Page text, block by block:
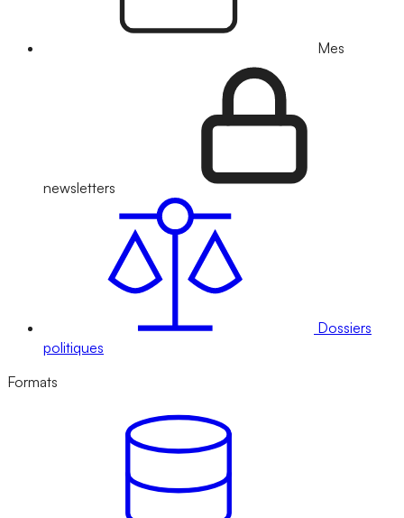
Mes
newsletters
Dossiers
politiques
Formats